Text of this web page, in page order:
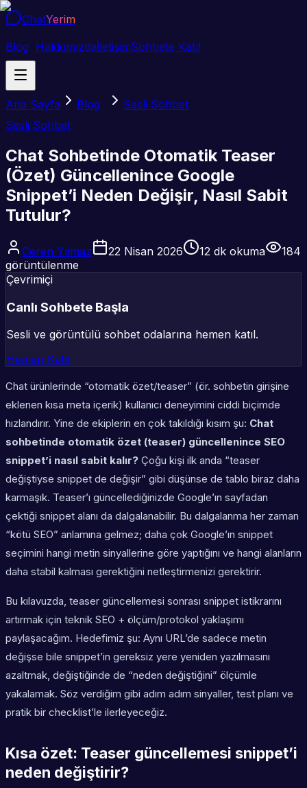
ChatYerim
Blog HakkımızdaİletişimSohbete Katıl
Ana Sayfa Blog
Sesli Sohbet
Sesli Sohbet
Chat Sohbetinde Otomatik Teaser
(Özet) Güncellenince Google
Snippet’i Neden Değişir, Nasıl Sabit
Tutulur?
Ceren Yılmaz 22 Nisan 2026 12 dk okuma
184
görüntülenme
Çevrimiçi
Canlı Sohbete Başla
Sesli ve görüntülü sohbet odalarına hemen katıl.
Hemen Katıl
Chat ürünlerinde “otomatik özet/teaser” (ör. sohbetin girişine
eklenen kısa meta içerik) kullanıcı deneyimini ciddi biçimde
hızlandırır. Yine de ekiplerin en çok takıldığı kısım şu: Chat
sohbetinde otomatik özet (teaser) güncellenince SEO
snippet’i nasıl sabit kalır? Çoğu kişi ilk anda “teaser
değiştiyse snippet de değişir” gibi düşünse de tablo biraz daha
karmaşık. Teaser’ı güncellediğinizde Google’ın sayfadan
çektiği snippet alanı da dalgalanabilir. Bu dalgalanma her zaman
“kötü SEO” anlamına gelmez; daha çok Google’ın snippet
seçimini hangi metin sinyallerine göre yaptığını ve hangi alanların
daha stabil kalması gerektiğini netleştirmenizi gerektirir.
Bu kılavuzda, teaser güncellemesi sonrası snippet istikrarını
artırmak için teknik SEO + ölçüm/protokol yaklaşımı
paylaşacağım. Hedefimiz şu: Aynı URL’de sadece metin
değişse bile snippet’in gereksiz yere yeniden yazılmasını
azaltmak, değiştiğinde de “neden değiştiğini” ölçümle
yakalamak. Söz verdiğim gibi adım adım sinyaller, test planı ve
pratik bir checklist’le ilerleyeceğiz.
Kısa özet: Teaser güncellemesi snippet’i
neden değiştirir?